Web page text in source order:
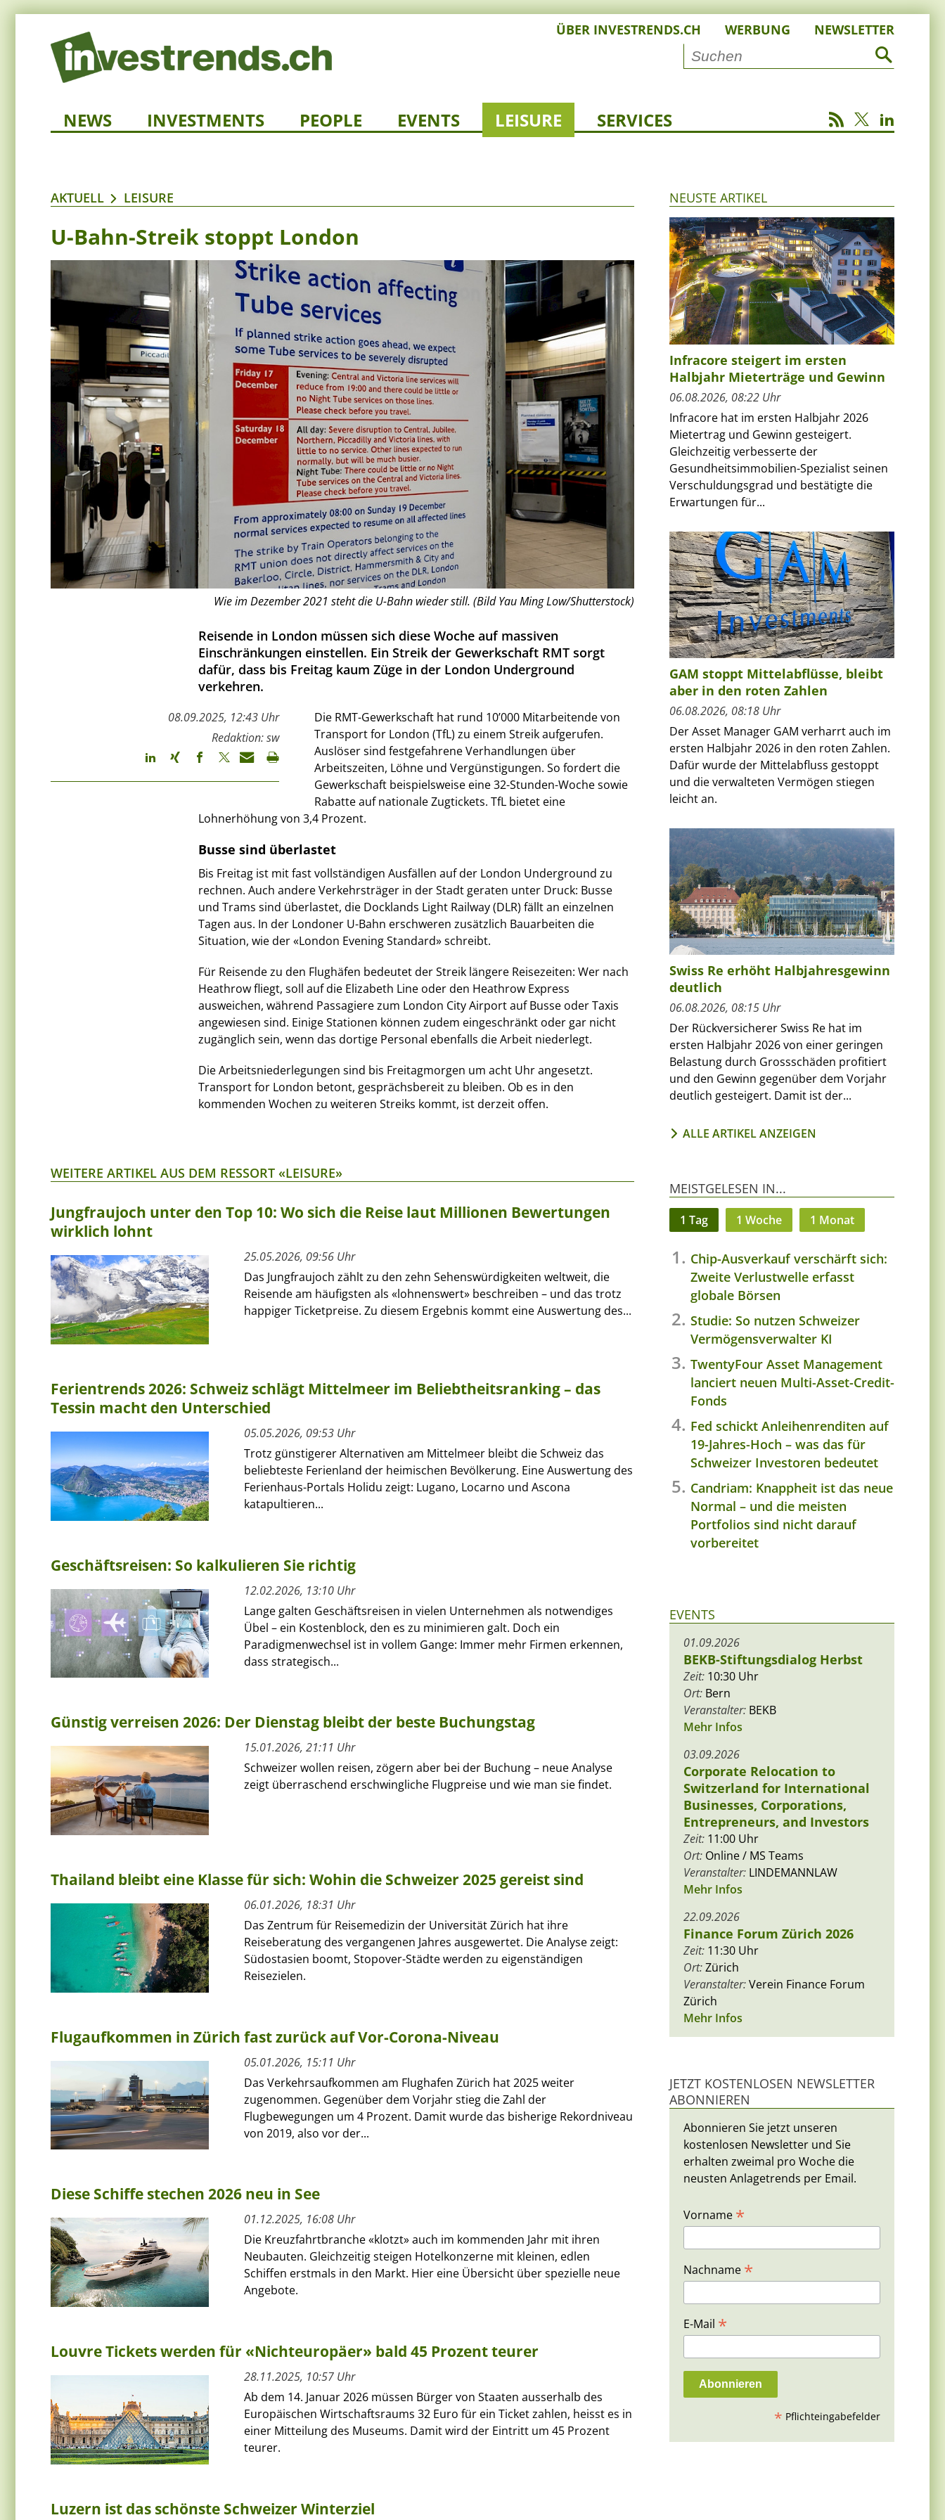
ÜBER INVESTRENDS.CH WERBUNG NEWSLETTER
NEWS INVESTMENTS PEOPLE EVENTS LEISURE SERVICES
AKTUELL LEISURE
U-Bahn-Streik stoppt London
Wie im Dezember 2021 steht die U-Bahn wieder still. (Bild Yau Ming Low/Shutterstock)
Reisende in London müssen sich diese Woche auf massiven
Einschränkungen einstellen. Ein Streik der Gewerkschaft RMT sorgt
dafür, dass bis Freitag kaum Züge in der London Underground
verkehren.
08.09.2025, 12:43 Uhr
Redaktion: sw
Die RMT-Gewerkschaft hat rund 10’000 Mitarbeitende von
Transport for London (TfL) zu einem Streik aufgerufen.
Auslöser sind festgefahrene Verhandlungen über
Arbeitszeiten, Löhne und Vergünstigungen. So fordert die
Gewerkschaft beispielsweise eine 32-Stunden-Woche sowie
Rabatte auf nationale Zugtickets. TfL bietet eine
Lohnerhöhung von 3,4 Prozent.
Busse sind überlastet
Bis Freitag ist mit fast vollständigen Ausfällen auf der London Underground zu
rechnen. Auch andere Verkehrsträger in der Stadt geraten unter Druck: Busse
und Trams sind überlastet, die Docklands Light Railway (DLR) fällt an einzelnen
Tagen aus. In der Londoner U-Bahn erschweren zusätzlich Bauarbeiten die
Situation, wie der «London Evening Standard» schreibt.
Für Reisende zu den Flughäfen bedeutet der Streik längere Reisezeiten: Wer nach
Heathrow fliegt, soll auf die Elizabeth Line oder den Heathrow Express
ausweichen, während Passagiere zum London City Airport auf Busse oder Taxis
angewiesen sind. Einige Stationen können zudem eingeschränkt oder gar nicht
zugänglich sein, wenn das dortige Personal ebenfalls die Arbeit niederlegt.
Die Arbeitsniederlegungen sind bis Freitagmorgen um acht Uhr angesetzt.
Transport for London betont, gesprächsbereit zu bleiben. Ob es in den
kommenden Wochen zu weiteren Streiks kommt, ist derzeit offen.
WEITERE ARTIKEL AUS DEM RESSORT «LEISURE»
Jungfraujoch unter den Top 10: Wo sich die Reise laut Millionen Bewertungen
wirklich lohnt
25.05.2026, 09:56 Uhr
Das Jungfraujoch zählt zu den zehn Sehenswürdigkeiten weltweit, die
Reisende am häufigsten als «lohnenswert» beschreiben – und das trotz
happiger Ticketpreise. Zu diesem Ergebnis kommt eine Auswertung des...
Ferientrends 2026: Schweiz schlägt Mittelmeer im Beliebtheitsranking – das
Tessin macht den Unterschied
05.05.2026, 09:53 Uhr
Trotz günstigerer Alternativen am Mittelmeer bleibt die Schweiz das
beliebteste Ferienland der heimischen Bevölkerung. Eine Auswertung des
Ferienhaus-Portals Holidu zeigt: Lugano, Locarno und Ascona
katapultieren...
Geschäftsreisen: So kalkulieren Sie richtig
12.02.2026, 13:10 Uhr
Lange galten Geschäftsreisen in vielen Unternehmen als notwendiges
Übel – ein Kostenblock, den es zu minimieren galt. Doch ein
Paradigmenwechsel ist in vollem Gange: Immer mehr Firmen erkennen,
dass strategisch...
Günstig verreisen 2026: Der Dienstag bleibt der beste Buchungstag
15.01.2026, 21:11 Uhr
Schweizer wollen reisen, zögern aber bei der Buchung – neue Analyse
zeigt überraschend erschwingliche Flugpreise und wie man sie findet.
Thailand bleibt eine Klasse für sich: Wohin die Schweizer 2025 gereist sind
06.01.2026, 18:31 Uhr
Das Zentrum für Reisemedizin der Universität Zürich hat ihre
Reiseberatung des vergangenen Jahres ausgewertet. Die Analyse zeigt:
Südostasien boomt, Stopover-Städte werden zu eigenständigen
Reisezielen.
Flugaufkommen in Zürich fast zurück auf Vor-Corona-Niveau
05.01.2026, 15:11 Uhr
Das Verkehrsaufkommen am Flughafen Zürich hat 2025 weiter
zugenommen. Gegenüber dem Vorjahr stieg die Zahl der
Flugbewegungen um 4 Prozent. Damit wurde das bisherige Rekordniveau
von 2019, also vor der...
Diese Schiffe stechen 2026 neu in See
01.12.2025, 16:08 Uhr
Die Kreuzfahrtbranche «klotzt» auch im kommenden Jahr mit ihren
Neubauten. Gleichzeitig steigen Hotelkonzerne mit kleinen, edlen
Schiffen erstmals in den Markt. Hier eine Übersicht über spezielle neue
Angebote.
Louvre Tickets werden für «Nichteuropäer» bald 45 Prozent teurer
28.11.2025, 10:57 Uhr
Ab dem 14. Januar 2026 müssen Bürger von Staaten ausserhalb des
Europäischen Wirtschaftsraums 32 Euro für ein Ticket zahlen, heisst es in
einer Mitteilung des Museums. Damit wird der Eintritt um 45 Prozent
teurer.
Luzern ist das schönste Schweizer Winterziel
NEUSTE ARTIKEL
Infracore steigert im ersten
Halbjahr Mieterträge und Gewinn
06.08.2026, 08:22 Uhr
Infracore hat im ersten Halbjahr 2026
Mietertrag und Gewinn gesteigert.
Gleichzeitig verbesserte der
Gesundheitsimmobilien-Spezialist seinen
Verschuldungsgrad und bestätigte die
Erwartungen für...
GAM stoppt Mittelabflüsse, bleibt
aber in den roten Zahlen
06.08.2026, 08:18 Uhr
Der Asset Manager GAM verharrt auch im
ersten Halbjahr 2026 in den roten Zahlen.
Dafür wurde der Mittelabfluss gestoppt
und die verwalteten Vermögen stiegen
leicht an.
Swiss Re erhöht Halbjahresgewinn
deutlich
06.08.2026, 08:15 Uhr
Der Rückversicherer Swiss Re hat im
ersten Halbjahr 2026 von einer geringen
Belastung durch Grossschäden profitiert
und den Gewinn gegenüber dem Vorjahr
deutlich gesteigert. Damit ist der...
ALLE ARTIKEL ANZEIGEN
MEISTGELESEN IN...
1 Tag 1 Woche 1 Monat
Chip-Ausverkauf verschärft sich:
Zweite Verlustwelle erfasst
globale Börsen
Studie: So nutzen Schweizer
Vermögensverwalter KI
TwentyFour Asset Management
lanciert neuen Multi-Asset-Credit-
Fonds
Fed schickt Anleihenrenditen auf
19-Jahres-Hoch – was das für
Schweizer Investoren bedeutet
Candriam: Knappheit ist das neue
Normal – und die meisten
Portfolios sind nicht darauf
vorbereitet
EVENTS
01.09.2026
BEKB-Stiftungsdialog Herbst
Zeit: 10:30 Uhr
Ort: Bern
Veranstalter: BEKB
Mehr Infos
03.09.2026
Corporate Relocation to
Switzerland for International
Businesses, Corporations,
Entrepreneurs, and Investors
Zeit: 11:00 Uhr
Ort: Online / MS Teams
Veranstalter: LINDEMANNLAW
Mehr Infos
22.09.2026
Finance Forum Zürich 2026
Zeit: 11:30 Uhr
Ort:Zürich
Veranstalter:Verein Finance Forum
Zürich
Mehr Infos
JETZT KOSTENLOSEN NEWSLETTER
ABONNIEREN
Abonnieren Sie jetzt unseren
kostenlosen Newsletter und Sie
erhalten zweimal pro Woche die
neusten Anlagetrends per Email.
Vorname *
Nachname *
E-Mail *
* Pflichteingabefelder